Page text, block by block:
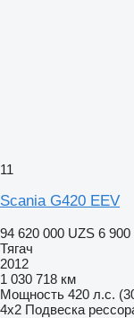
11
Scania G420 EEV
94 620 000 UZS 6 900
Тягач
2012
1 030 718 км
Мощность 420 л.с.
4x2 Подвеска